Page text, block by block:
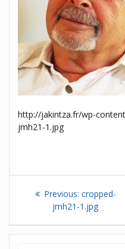
http://jakintza.fr/wp-
jmh21-1.jpg
Navigation
l’article
Previous: Previous
post:
cropped-
jmh21-1.jpg